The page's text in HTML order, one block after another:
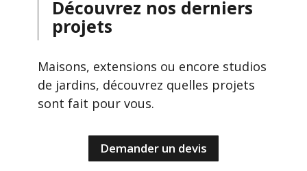
Découvrez nos derniers
projets
Maisons, extensions ou encore studios
de jardins, découvrez quelles projets
sont fait pour vous.
Demander un devis